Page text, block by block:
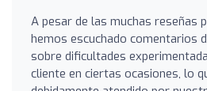
A pesar de las muchas reseñas
hemos escuchado comentarios
sobre dificultades
cliente en ciertas ocasiones, lo